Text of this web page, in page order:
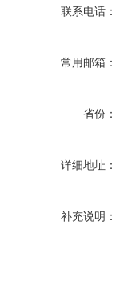
联系电话：
常用邮箱：
省份：
详细地址：
补充说明：